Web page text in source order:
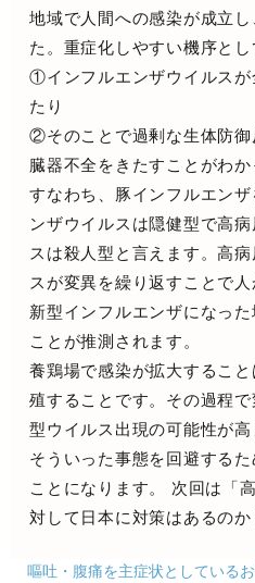
地域で人間への感染が成立
た。重症化しやすい機序とし
①インフルエンザウイルスが
たり
②そのことで過剰な生体防
臓器不全をきたすことがわか
すなわち、豚インフルエン
ンザウイルスは隠健型で高
スは殺人型と言えます。高
スが変異を繰り返すことで
新型インフルエンザになっ
ことが推測されます。
養鶏場で感染が拡大するこ
殖することです。その過程
型ウイルス出現の可能性が高
そういった事態を回避する
ことになります。 次回は「
対して日本に対策はあるのか
嘔吐・腹痛を主症状としている